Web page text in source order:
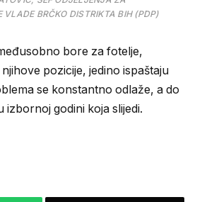
VLADE BRČKO DISTRIKTA BIH (PDP)
bore za fotelje,
pozicije, jedino ispaštaju
se konstantno odlaže, a do
izbornoj godini koja slijedi.